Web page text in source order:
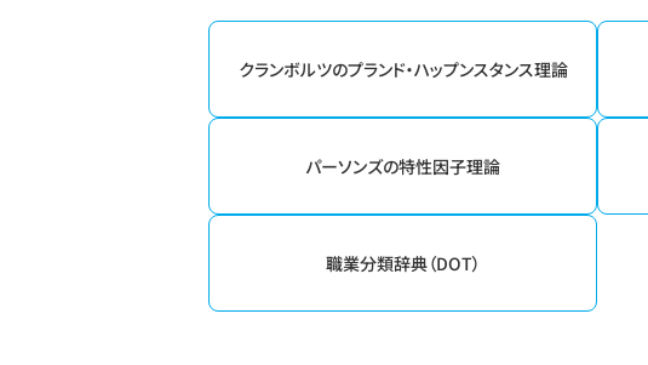
クランボルツのプランド・ハップンスタンス理論
パーソンズの特性因子理論
職業分類辞典（DOT）